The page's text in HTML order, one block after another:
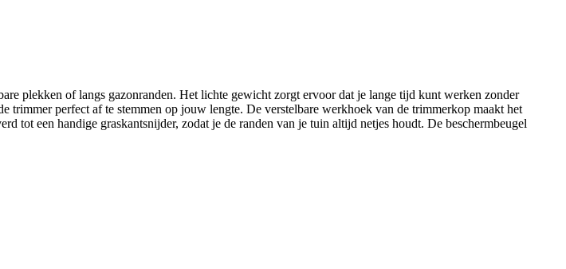
plekken of langs gazonranden. Het lichte gewicht zorgt ervoor dat je lange tijd kunt werken zonder
trimmer perfect af te stemmen op jouw lengte. De verstelbare werkhoek van de trimmerkop maakt het
een handige graskantsnijder, zodat je de randen van je tuin altijd netjes houdt. De beschermbeugel